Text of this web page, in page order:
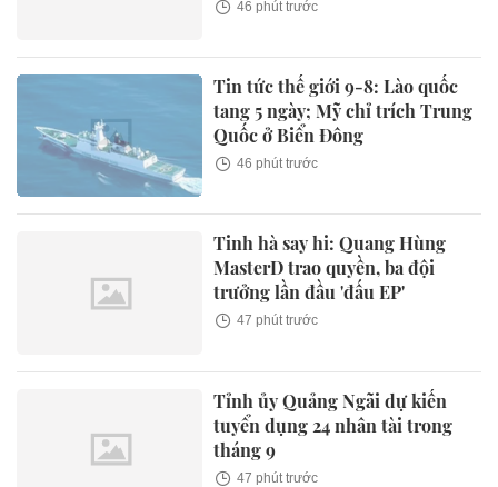
46 phút trước
Tin tức thế giới 9-8: Lào quốc
tang 5 ngày; Mỹ chỉ trích Trung
Quốc ở Biển Đông
46 phút trước
Tinh hà say hi: Quang Hùng
MasterD trao quyền, ba đội
trưởng lần đầu 'đấu EP'
47 phút trước
Tỉnh ủy Quảng Ngãi dự kiến
tuyển dụng 24 nhân tài trong
tháng 9
47 phút trước